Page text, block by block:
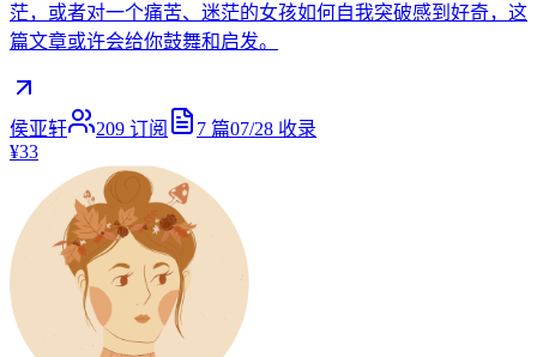
茫，或者对一个痛苦、迷茫的女孩如何自我突破感到好奇，这
篇文章或许会给你鼓舞和启发。
侯亚轩 209 订阅 7 篇07/28 收录
¥33